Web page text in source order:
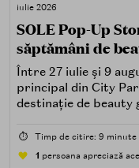
iulie 2026
SOLE Pop-Up
săptămâni de
Între 27 iulie și 9
principal din City
destinație de beauty
care îți place, de
atingând,
⏱️ Timp de citire: 9 minute
1 persoana apreciază